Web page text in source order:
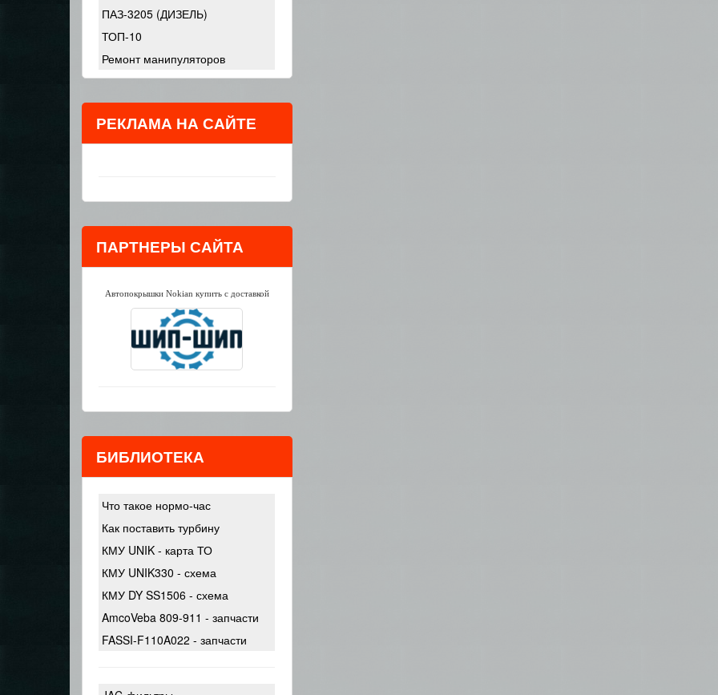
ПАЗ-3205 (ДИЗЕЛЬ)
ТОП-10
Ремонт манипуляторов
РЕКЛАМА НА САЙТЕ
ПАРТНЕРЫ САЙТА
Автопокрышки Nokian купить с доставкой
БИБЛИОТЕКА
Что такое нормо-час
Как поставить турбину
КМУ UNIK - карта ТО
КМУ UNIK330 - схема
КМУ DY SS1506 - схема
AmcoVeba 809-911 - запчасти
FASSI-F110A022 - запчасти